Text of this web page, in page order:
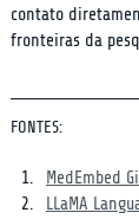
contato
fronteiras da
FONTES:
MedEmbed
LLaMA